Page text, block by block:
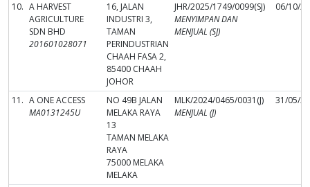
10. A HARVEST
AGRICULTURE
SDN BHD
201601028071
16, JALAN
INDUSTRI 3,
TAMAN
PERINDUSTRIAN
CHAAH FASA 2,
85400 CHAAH
JOHOR
JHR/2025/1749/0099(SJ)
MENYIMPAN DAN
MENJUAL (SJ)
06/10/
11. A ONE ACCESS
MA0131245U
NO 49B JALAN
MELAKA RAYA
13
TAMAN MELAKA
RAYA
75000 MELAKA
MELAKA
MLK/2024/0465/0031(J)
MENJUAL (J)
31/05/